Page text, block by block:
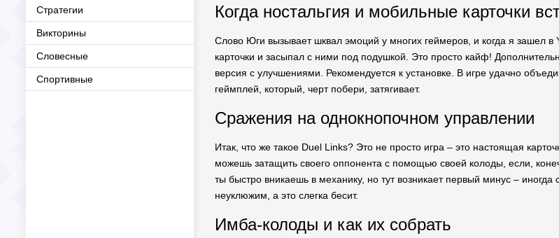
Стратегии
Викторины
Словесные
Спортивные
Когда ностальгия и мобильные карточки
Слово Юги вызывает шквал эмоций у многих геймеров, и когда я зашел в
карточки и засыпал с ними под подушкой. Это просто кайф!
версия с улучшениями. Рекомендуется к установке. В игре удачно
геймплей, который, черт побери, затягивает.
Сражения на однокнопочном управлении
Итак, что же такое Duel Links? Это не просто игра – это настоящая
можешь затащить своего оппонента с помощью своей колоды, если,
ты быстро вникаешь в механику, но тут возникает первый минус –
неуклюжим, а это слегка бесит.
Имба-колоды и как их собрать